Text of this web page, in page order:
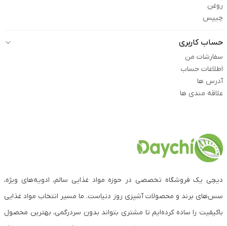
روغن
چیپس
حساب کاربری
سفارشات من
اطلاعات حساب
آدرس ها
علاقه مندی ها
دیچی یک فروشگاه تخصصی در حوزه مواد غذایی سالم، ادویه‌های ویژه،
سس‌های برند و محصولات آشپزی روز دنیاست. ما مسیر انتخاب مواد غذایی
باکیفیت را ساده کرده‌ایم تا مشتری بتواند بدون سردرگمی، بهترین محصول